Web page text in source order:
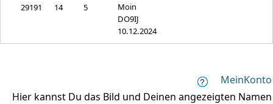
Moin
DO9IJ
10.12.2024
29191 14 5
MeinKonto
Hier kannst Du das Bild und Deinen angezeigten Namen